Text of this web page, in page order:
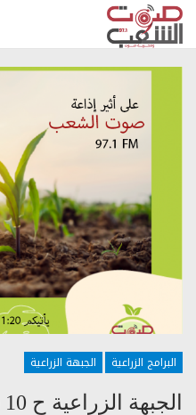
البرامج الزراعية الجبهة الزراعية